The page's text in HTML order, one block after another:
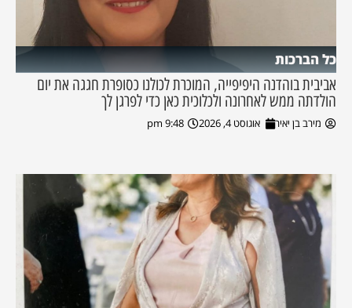
כל הברכות
אביבית בוהדנה היפיפייה, המוכרת לכולנו כסופרת חגגה את יום
הולדתה ממש לאחרונה ולכלוכית כאן כדי לפרגן לך
מירב בן יאיר אוגוסט 4, 2026 9:48 pm